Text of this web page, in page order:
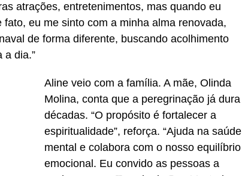
atrações, entretenimentos, mas quando eu
eu me sinto com a minha alma renovada,
de forma diferente, buscando acolhimento
a dia.”
Aline veio com a família. A mãe, Olinda
Molina, conta que a peregrinação já dura
décadas. “O propósito é fortalecer a
espiritualidade”, reforça. “Ajuda na saúde
mental e colabora com o nosso equilíbrio
emocional. Eu convido as pessoas a